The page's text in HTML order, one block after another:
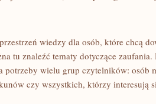
wiedzy dla osób, które chcą
tu znaleźć tematy dotyczące
potrzeby wielu grup czytelników: osób
czy wszystkich, którzy interesują